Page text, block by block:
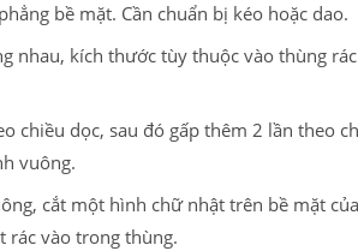
bề mặt. Cần chuẩn bị kéo hoặc dao.
nhau, kích thước tùy thuộc vào thùng
chiều dọc, sau đó gấp thêm 2 lần theo
vuông.
cắt một hình chữ nhật trên bề mặt
rác vào trong thùng.